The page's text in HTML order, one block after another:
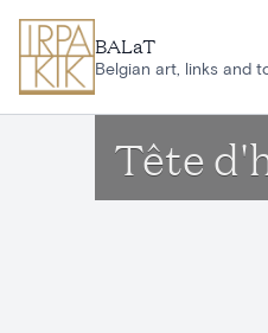
BALaT
Belgian art, links and
Tête